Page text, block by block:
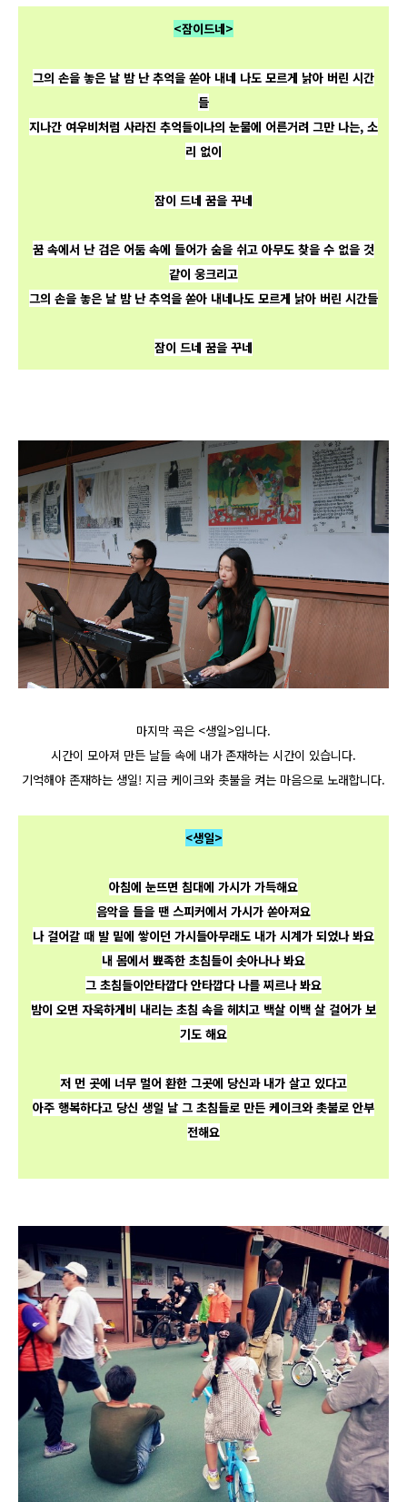
<잠이드네>
그의 손을 놓은 날 밤 난 추억을 쏟아 내네 나도 모르게 낡아 버린 시간
들
지나간 여우비처럼 사라진 추억들이나의 눈물에 어른거려 그만 나는, 소
리 없이
잠이 드네 꿈을 꾸네
꿈 속에서 난 검은 어둠 속에 들어가 숨을 쉬고 아무도 찾을 수 없을 것
같이 웅크리고
그의 손을 놓은 날 밤 난 추억을 쏟아 내네나도 모르게 낡아 버린 시간들
잠이 드네 꿈을 꾸네
마지막 곡은 <생일>입니다.
시간이 모아져 만든 날들 속에 내가 존재하는 시간이 있습니다.
기억해야 존재하는 생일! 지금 케이크와 촛불을 켜는 마음으로 노래합니다.
<생일>
아침에 눈뜨면 침대에 가시가 가득해요
음악을 들을 땐 스피커에서 가시가 쏟아져요
나 걸어갈 때 발 밑에 쌓이던 가시들아무래도 내가 시계가 되었나 봐요
내 몸에서 뾰족한 초침들이 솟아나나 봐요
그 초침들이안타깝다안타깝다 나를 찌르나 봐요
밤이 오면 자욱하게비 내리는 초침 속을 헤치고 백살 이백 살 걸어가 보
기도 해요
저 먼 곳에 너무 멀어 환한 그곳에 당신과 내가 살고 있다고
아주 행복하다고 당신 생일 날 그 초침들로 만든 케이크와 촛불로 안부
전해요